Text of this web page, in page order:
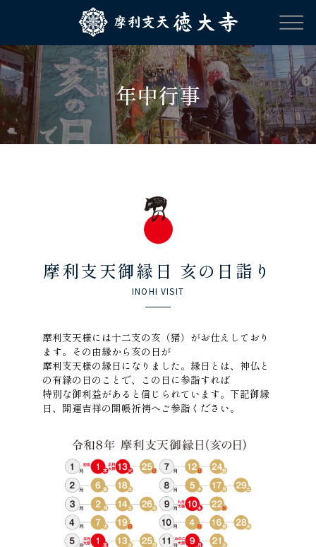
年中行事
摩利支天御縁日 亥の日詣り
INOHI VISIT
摩利支天様には十二支の亥（猪）がお仕えしており
ます。その由縁から亥の日が
摩利支天様の縁日になりました。縁日とは、神仏と
の有縁の日のことで、この日に参詣すれば
特別な御利益があると信じられています。下記御縁
日、開運吉祥の開帳祈祷へご参詣ください。